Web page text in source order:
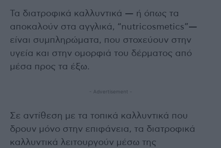
Τα διατροφικά καλλυντικά — ή όπως τα
αποκαλούν στα αγγλικά, “nutricosmetics”—
είναι συμπληρώματα, που στοχεύουν στην
υγεία και στην ομορφιά του δέρματος από
μέσα προς τα έξω.
- Advertisement -
Σε αντίθεση με τα τοπικά καλλυντικά που
δρουν μόνο στην επιφάνεια, τα διατροφικά
καλλυντικά λειτουργούν μέσω της